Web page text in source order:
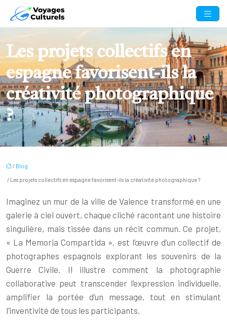
Les projets collectifs en
espagne favorisent-ils la
créativité photographique
?
/ Blog
/ Les projets collectifs en espagne favorisent-ils la créativité photographique ?
Imaginez un mur de la ville de Valence transformé en une
galerie à ciel ouvert, chaque cliché racontant une histoire
singulière, mais tissée dans un récit commun. Ce projet,
« La Memoria Compartida », est l’œuvre d’un collectif de
photographes espagnols explorant les souvenirs de la
Guerre Civile. Il illustre comment la photographie
collaborative peut transcender l’expression individuelle,
amplifier la portée d’un message, tout en stimulant
l’inventivité de tous les participants.